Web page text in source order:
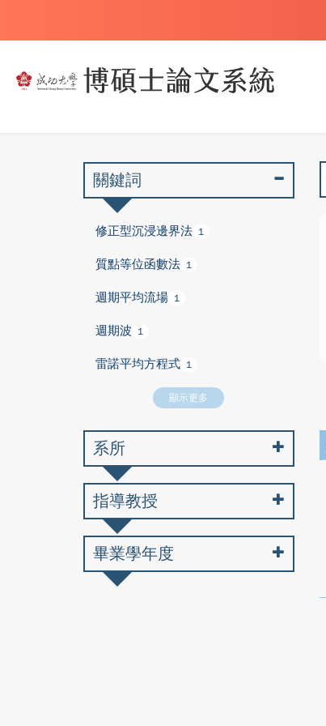
關鍵詞
修正型沉浸邊界法 1
質點等位函數法 1
週期平均流場 1
週期波 1
雷諾平均方程式 1
顯示更多
系所
指導教授
畢業學年度